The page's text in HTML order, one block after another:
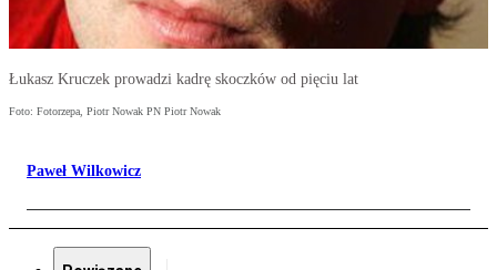
Łukasz Kruczek prowadzi kadrę skoczków od pięciu lat
Foto: Fotorzepa, Piotr Nowak PN Piotr Nowak
Paweł Wilkowicz